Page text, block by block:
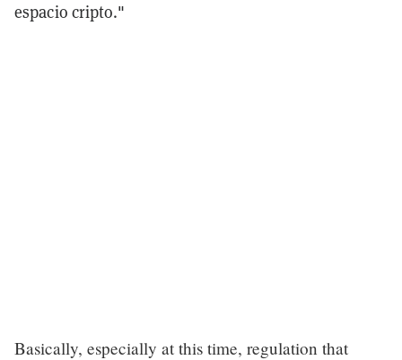
espacio cripto."
Basically, especially at this time, regulation that